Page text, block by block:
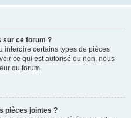
sur ce forum ?
interdire certains types de pièces
ce qui est autorisé ou non, nous
du forum.
pièces jointes ?